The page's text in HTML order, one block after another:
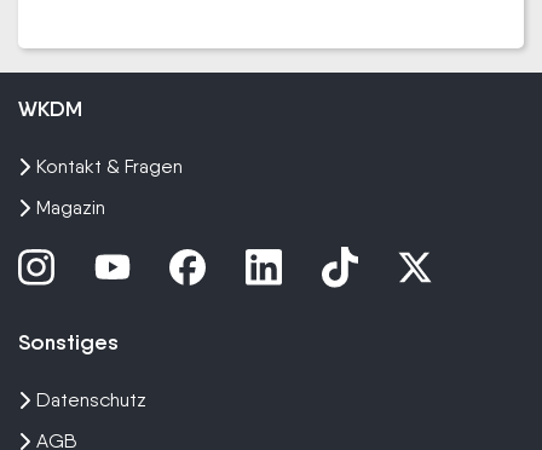
WKDM
Kontakt & Fragen
Magazin
Sonstiges
Datenschutz
AGB